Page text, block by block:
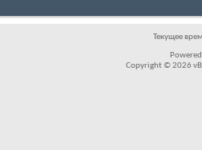
Текущее
Copyright © 2026